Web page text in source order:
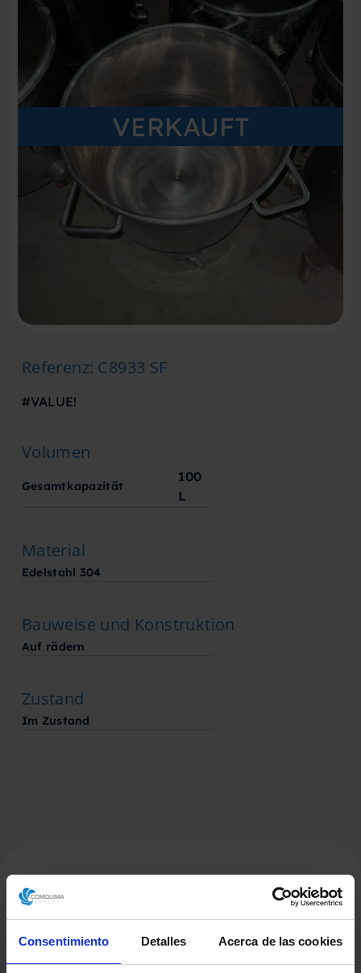
Consentimiento Detalles Acerca de las cookies
VERKAUFT
Referenz: C8933 SF
#VALUE!
Volumen
Gesamtkapazität
100
L
Material
Edelstahl 304
Bauweise und Konstruktion
Auf rädern
Zustand
Im Zustand
Verwandte Produkte